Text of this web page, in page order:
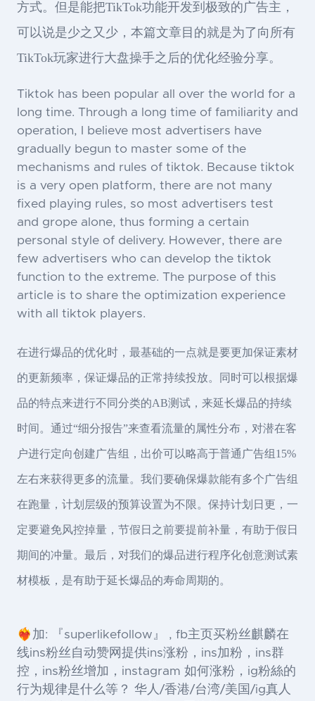
方式。但是能把TikTok功能开发到极致的广告主，
可以说是少之又少，本篇文章目的就是为了向所有
TikTok玩家进行大盘操手之后的优化经验分享。
Tiktok has been popular all over the world for a
long time. Through a long time of familiarity and
operation, I believe most advertisers have
gradually begun to master some of the
mechanisms and rules of tiktok. Because tiktok
is a very open platform, there are not many
fixed playing rules, so most advertisers test
and grope alone, thus forming a certain
personal style of delivery. However, there are
few advertisers who can develop the tiktok
function to the extreme. The purpose of this
article is to share the optimization experience
with all tiktok players.
在进行爆品的优化时，最基础的一点就是要更加保证素材
的更新频率，保证爆品的正常持续投放。同时可以根据爆
品的特点来进行不同分类的AB测试，来延长爆品的持续
时间。通过“细分报告”来查看流量的属性分布，对潜在客
户进行定向创建广告组，出价可以略高于普通广告组15%
左右来获得更多的流量。我们要确保爆款能有多个广告组
在跑量，计划层级的预算设置为不限。保持计划日更，一
定要避免风控掉量，节假日之前要提前补量，有助于假日
期间的冲量。最后，对我们的爆品进行程序化创意测试素
材模板，是有助于延长爆品的寿命周期的。
❤️‍🔥加: 『superlikefollow』 , fb主页买粉丝麒麟在
线ins粉丝自动赞网提供ins涨粉，ins加粉，ins群
控，ins粉丝增加，instagram 如何涨粉，ig粉絲的
行为规律是什么等？ 华人/香港/台湾/美国/ig真人